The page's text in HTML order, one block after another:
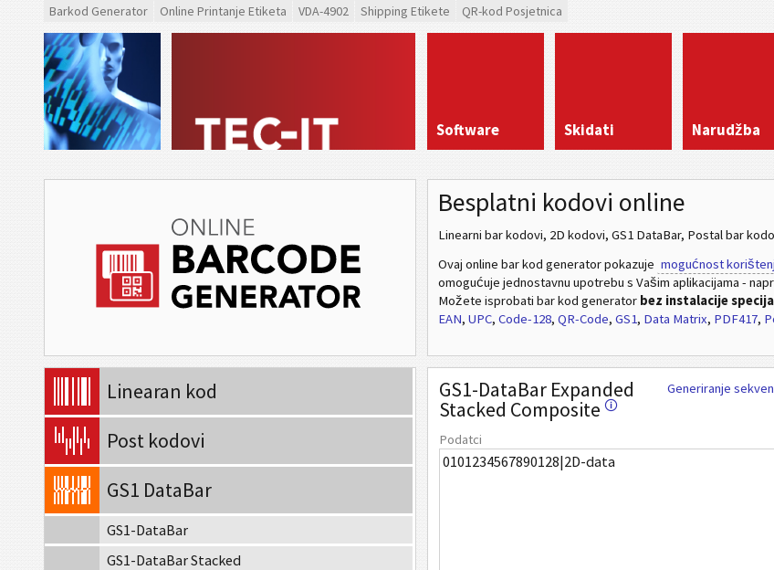
Barkod Generator Online Printanje Etiketa VDA-4902 Shipping Etikete QR-kod Posjetnica
Software Skidati Narudžba
Besplatni kodovi online
Linearni bar kodovi, 2D kodovi, GS1 DataBar, Postal bar
Ovaj online bar kod generator pokazuje mogućnost
omogućuje jednostavnu upotrebu s Vašim aplikacijama -
Možete isprobati bar kod generator bez instalacije
EAN, UPC, Code-128, QR-Code, GS1, Data Matrix, PDF417,
Linearan kod
Post kodovi
GS1 DataBar
GS1-DataBar
GS1-DataBar Stacked
Generiranje
GS1-DataBar Expanded
Stacked Composite 🛈
Podatci